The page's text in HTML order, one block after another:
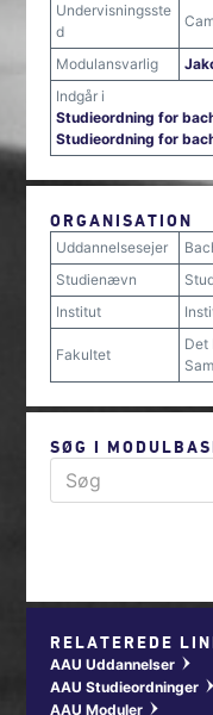
Undervisningsste
d
Modulansvarlig
Indgår i
Studieordning for
Studieordning for
ORGANISATION
Uddannelsesejer
Studienævn
Institut
Fakultet
Det
SØG I
RELATEREDE
AAU Uddannelser w
AAU Studieordninger w
AAU Moduler w